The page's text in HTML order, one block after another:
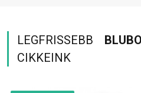
LEGFRISSEBB
CIKKEINK